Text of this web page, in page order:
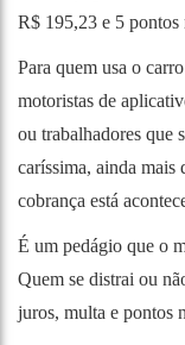
R$ 195,23 e 5
Para quem usa o
motoristas de
ou trabalhadores que
caríssima, ainda mais
cobrança está
É um pedágio que o
Quem se distrai ou
juros, multa e pontos